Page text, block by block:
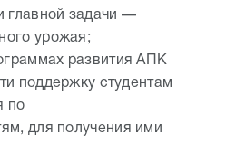
главной задачи —
урожая;
развития АПК
поддержку студентам
по
для получения ими